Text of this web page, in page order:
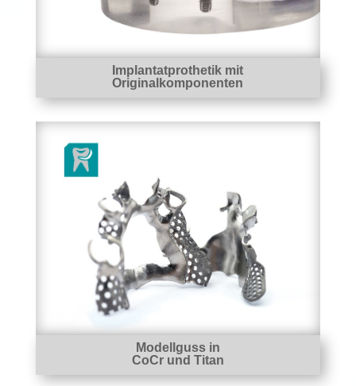
Implantatprothetik mit
Originalkomponenten
Modellguss in
CoCr und Titan